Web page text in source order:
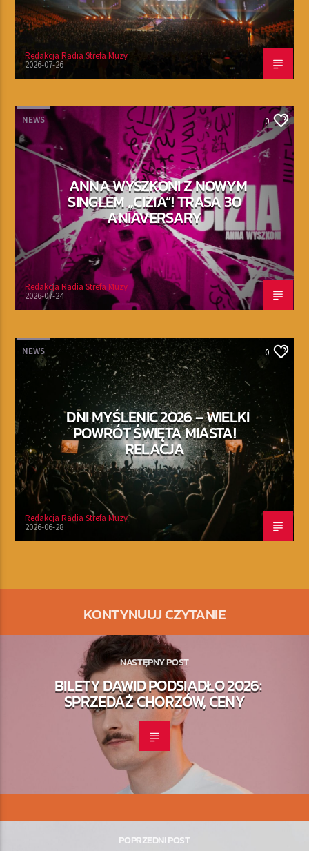
Redakcja Radia Strefa Muzy
2026-07-26
NEWS 0
ANNA WYSZKONI Z NOWYM
SINGLEM „CIZIA”! TRASA 30
ANIAVERSARY
Redakcja Radia Strefa Muzy
2026-07-24
NEWS 0
DNI MYŚLENIC 2026 – WIELKI
POWRÓT ŚWIĘTA MIASTA!
RELACJA
Redakcja Radia Strefa Muzy
2026-06-28
KONTYNUUJ CZYTANIE
NASTĘPNY POST
BILETY DAWID PODSIADŁO 2026:
SPRZEDAŻ CHORZÓW, CENY
POPRZEDNI POST